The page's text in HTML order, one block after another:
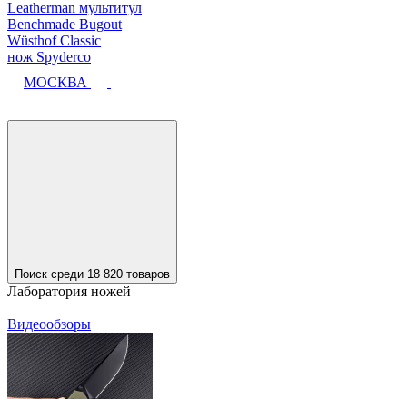
Leatherman мультитул
Benchmade Bugout
Wüsthof Classic
нож Spyderco
МОСКВА
Поиск среди 18 820 товаров
Лаборатория ножей
Видеообзоры